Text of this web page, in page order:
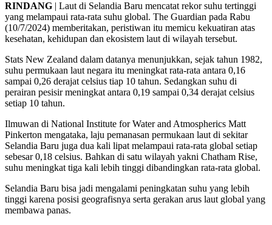
RINDANG | Laut di Selandia Baru mencatat rekor suhu tertinggi
yang melampaui rata-rata suhu global. The Guardian pada Rabu
(10/7/2024) memberitakan, peristiwan itu memicu kekuatiran atas
kesehatan, kehidupan dan ekosistem laut di wilayah tersebut.
Stats New Zealand dalam datanya menunjukkan, sejak tahun 1982,
suhu permukaan laut negara itu meningkat rata-rata antara 0,16
sampai 0,26 derajat celsius tiap 10 tahun. Sedangkan suhu di
perairan pesisir meningkat antara 0,19 sampai 0,34 derajat celsius
setiap 10 tahun.
Ilmuwan di National Institute for Water and Atmospherics Matt
Pinkerton mengataka, laju pemanasan permukaan laut di sekitar
Selandia Baru juga dua kali lipat melampaui rata-rata global setiap
sebesar 0,18 celsius. Bahkan di satu wilayah yakni Chatham Rise,
suhu meningkat tiga kali lebih tinggi dibandingkan rata-rata global.
Selandia Baru bisa jadi mengalami peningkatan suhu yang lebih
tinggi karena posisi geografisnya serta gerakan arus laut global yang
membawa panas.